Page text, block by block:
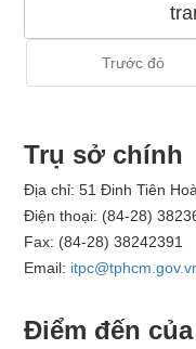
Trước đó
Trụ sở chính
Địa chỉ: 51 Đinh Tiên
Điện thoại: (84-28)
Fax: (84-28) 38242391
Email:
Điểm đến